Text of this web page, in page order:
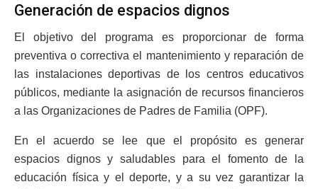
Generación de espacios dignos
El objetivo del programa es proporcionar de forma
preventiva o correctiva el mantenimiento y reparación de
las instalaciones deportivas de los centros educativos
públicos, mediante la asignación de recursos financieros
a las Organizaciones de Padres de Familia (OPF).
En el acuerdo se lee que el propósito es generar
espacios dignos y saludables para el fomento de la
educación física y el deporte, y a su vez garantizar la